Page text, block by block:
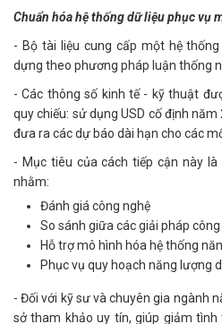
Chuẩn hóa hệ thống dữ liệu phục vụ
- Bộ tài liệu cung cấp một hệ
dựng theo phương pháp luận thống
- Các thông số kinh tế - kỹ thuật
quy chiếu: sử dụng USD cố định
đưa ra các dự báo dài hạn cho các
- Mục tiêu của cách tiếp cận này
nhằm:
Đánh giá công nghệ
So sánh giữa các giải pháp
Hỗ trợ mô hình hóa hệ thống
Phục vụ quy hoạch năng lượng
- Đối với kỹ sư và chuyên gia ngành
sở tham khảo uy tín, giúp giảm